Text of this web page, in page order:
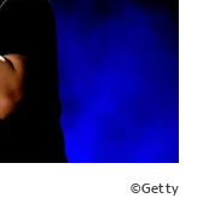
©Getty